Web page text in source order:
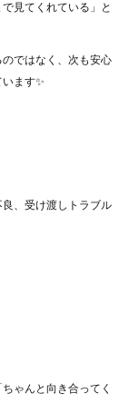
見てくれている」と
ではなく、次も安心
ます✨
、受け渡しトラブル
ゃんと向き合ってく